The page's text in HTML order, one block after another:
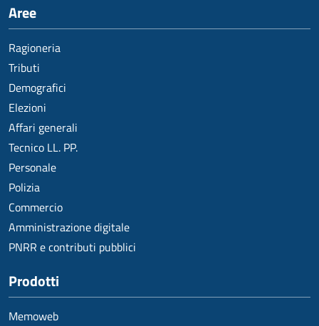
Aree
Ragioneria
Tributi
Demografici
Elezioni
Affari generali
Tecnico LL. PP.
Personale
Polizia
Commercio
Amministrazione digitale
PNRR e contributi pubblici
Prodotti
Memoweb